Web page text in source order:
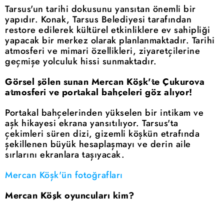
Tarsus'un tarihi dokusunu yansıtan önemli bir
yapıdır. Konak, Tarsus Belediyesi tarafından
restore edilerek kültürel etkinliklere ev sahipliği
yapacak bir merkez olarak planlanmaktadır. Tarihi
atmosferi ve mimari özellikleri, ziyaretçilerine
geçmişe yolculuk hissi sunmaktadır.
Görsel şölen sunan Mercan Köşk'te Çukurova
atmosferi ve portakal bahçeleri göz alıyor!
Portakal bahçelerinden yükselen bir intikam ve
aşk hikayesi ekrana yansıtılıyor. Tarsus'ta
çekimleri süren dizi, gizemli köşkün etrafında
şekillenen büyük hesaplaşmayı ve derin aile
sırlarını ekranlara taşıyacak.
Mercan Köşk'ün fotoğrafları
Mercan Köşk oyuncuları kim?